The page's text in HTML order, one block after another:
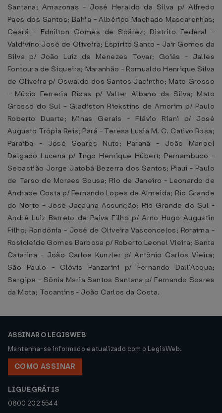
Santana; Amazonas - José Heraldo da Silva p/ Alfredo
Paes dos Santos; Bahia - Albérico Machado Mascarenhas;
Ceará - Ednilton Gomes de Soárez; Distrito Federal -
Valdivino José de Oliveira; Espírito Santo - Jair Gomes da
Silva p/ João Luiz de Menezes Tovar; Goiás - Jalles
Fontoura de Siqueira; Maranhão - Romualdo Henrique Silva
de Oliveira p/ Oswaldo dos Santos Jacintho; Mato Grosso
- Múcio Ferreria Ribas p/ Valter Albano da Silva; Mato
Grosso do Sul - Gladiston Riekstins de Amorim p/ Paulo
Roberto Duarte; Minas Gerais - Flávio Riani p/ José
Augusto Trópia Reis; Pará - Teresa Lusia M. C. Cativo Rosa;
Paraíba - José Soares Nuto; Paraná - João Manoel
Delgado Lucena p/ Ingo Henrique Hübert; Pernambuco -
Sebastião Jorge Jatobá Bezerra dos Santos; Piauí - Paulo
de Tarso de Moraes Sousa; Rio de Janeiro - Leonardo de
Andrade Costa p/ Fernando Lopes de Almeida; Rio Grande
do Norte - José Jacaúna Assunção; Rio Grande do Sul -
André Luiz Barreto de Paiva Filho p/ Arno Hugo Augustin
Filho; Rondônia - José de Oliveira Vasconcelos; Roraima -
Rosicleide Gomes Barbosa p/ Roberto Leonel Vieira; Santa
Catarina - João Carlos Kunzler p/ Antônio Carlos Vieira;
São Paulo - Clóvis Panzarini p/ Fernando Dall'Acqua;
Sergipe - Sônia Maria Santos Santana p/ Fernando Soares
da Mota; Tocantins - João Carlos da Costa.
ASSINAR O LEGISWEB
Mantenha-se informado e atualizado com o LegisWeb.
COMO ASSINAR
LIGUE GRÁTIS
0800 202 5544